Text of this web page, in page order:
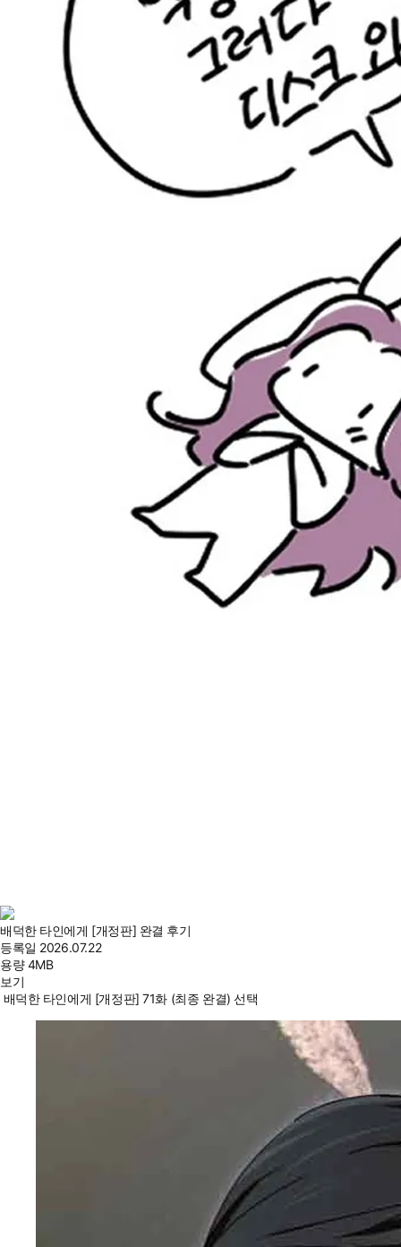
배덕한 타인에게 [개정판] 완결 후기
등록일 2026.07.22
용량4MB
보기
배덕한 타인에게 [개정판] 71화 (최종 완결) 선택